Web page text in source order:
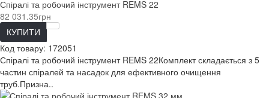
Спіралі та робочий інструмент REMS 22
82 031.35грн
КУПИТИ
Код товару: 172051
Спіралі та робочий інструмент REMS 22Комплект складається з 5
частин спіралей та насадок для ефективного очищення
труб.Призна..